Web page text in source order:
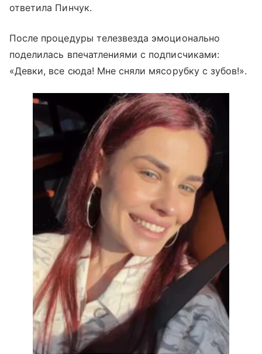
ответила Пинчук.
После процедуры телезвезда эмоционально
поделилась впечатлениями с подписчиками:
«Девки, все сюда! Мне сняли мясорубку с зубов!».